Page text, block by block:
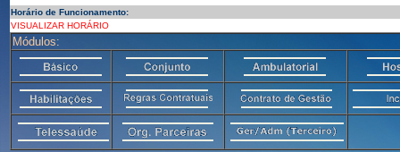
Horário de Funcionamento:
VISUALIZAR HORÁRIO
Módulos: